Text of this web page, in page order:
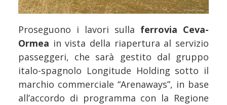
Proseguono i lavori sulla ferrovia Ceva-
Ormea in vista della riapertura al servizio
passeggeri, che sarà gestito dal gruppo
italo-spagnolo Longitude Holding sotto il
marchio commerciale “Arenaways”, in base
all’accordo di programma con la Regione